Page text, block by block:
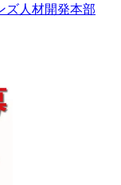
ズ人材開発本部